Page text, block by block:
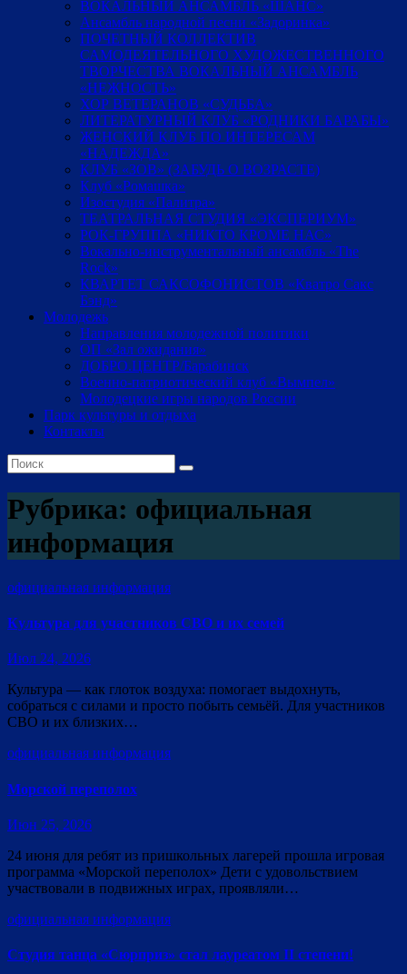
ВОКАЛЬНЫЙ АНСАМБЛЬ «ШАНС»
Ансамбль народной песни «Задоринка»
ПОЧЕТНЫЙ КОЛЛЕКТИВ
САМОДЕЯТЕЛЬНОГО ХУДОЖЕСТВЕННОГО
ТВОРЧЕСТВА ВОКАЛЬНЫЙ АНСАМБЛЬ
«НЕЖНОСТЬ»
ХОР ВЕТЕРАНОВ «СУДЬБА»
ЛИТЕРАТУРНЫЙ КЛУБ «РОДНИКИ БАРАБЫ»
ЖЕНСКИЙ КЛУБ ПО ИНТЕРЕСАМ
«НАДЕЖДА»
КЛУБ «ЗОВ» (ЗАБУДЬ О ВОЗРАСТЕ)
Клуб «Ромашка»
Изостудия «Палитра»
ТЕАТРАЛЬНАЯ СТУДИЯ «ЭКСПЕРИУМ»
РОК-ГРУППА «НИКТО КРОМЕ НАС»
Вокально-инструментальный ансамбль «The
Rock»
КВАРТЕТ САКСОФОНИСТОВ «Кватро Сакс
Бэнд»
Молодежь
Направления молодежной политики
ОП «Зал ожидания»
ДОБРО.ЦЕНТР/Барабинск
Военно-патриотический клуб «Вымпел»
Молодецкие игры народов России
Парк культуры и отдыха
Контакты
Рубрика: официальная
информация
официальная информация
Культура для участников СВО и их семей
Июл 24, 2026
Культура — как глоток воздуха: помогает выдохнуть,
собраться с силами и просто побыть семьёй. Для участников
СВО и их близких…
официальная информация
Морской переполох
Июн 25, 2026
24 июня для ребят из пришкольных лагерей прошла игровая
программа «Морской переполох» Дети с удовольствием
участвовали в подвижных играх, проявляли…
официальная информация
Студия танца «Сюрприз» стал лауреатом II степени!